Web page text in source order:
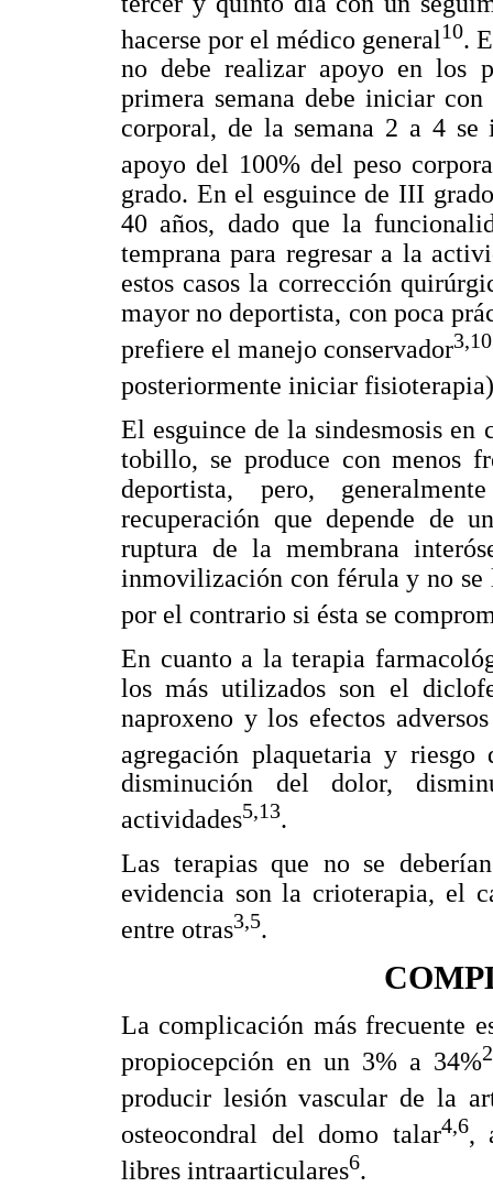
hacerse por el médico general10.
no debe realizar apoyo en los
primera semana debe iniciar
corporal, de la semana 2 a 4
apoyo del 100% del peso
grado. En el esguince de III
40 años, dado que la
temprana para regresar a la
estos casos la corrección
mayor no deportista, con poca
prefiere el manejo conservador3,10
posteriormente iniciar fisioterapia)
El esguince de la sindesmosis en
tobillo, se produce con menos
deportista, pero,
recuperación que depende de
ruptura de la membrana
inmovilización con férula y no se
por el contrario si ésta se
En cuanto a la terapia
los más utilizados son el
naproxeno y los efectos
agregación plaquetaria y riesgo
disminución del dolor,
actividades5,13.
Las terapias que no se
evidencia son la crioterapia, el
entre otras3,5.
La complicación más frecuente
propiocepción en un 3% a 34%2
producir lesión vascular de la
osteocondral del domo talar4,6,
libres intraarticulares6.